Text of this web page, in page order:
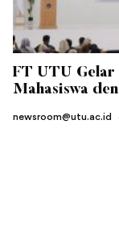
FT UTU Gelar
Mahasiswa
newsroom@utu.ac.id